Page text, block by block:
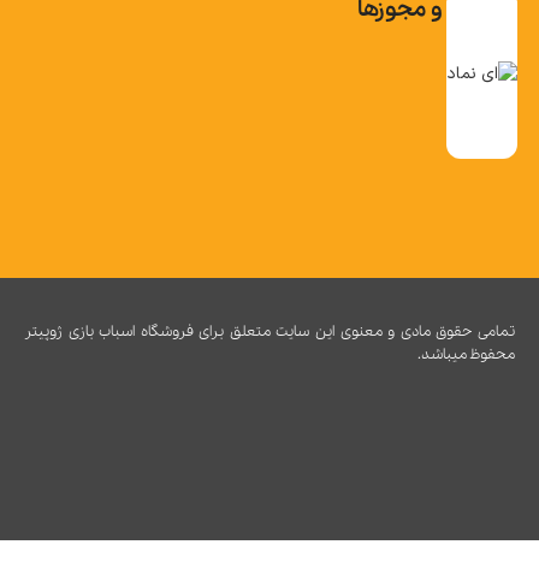
تاییدیه و مجوزها
تمامی حقوق مادی و معنوی این سایت متعلق برای فروشگاه اسباب بازی ژوپیتر
محفوظ میباشد.